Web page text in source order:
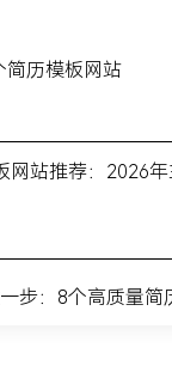
简历模板网站
网站推荐：2026
步：8个高质量简